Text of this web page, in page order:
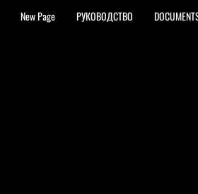
New Page РУКОВОДСТВО